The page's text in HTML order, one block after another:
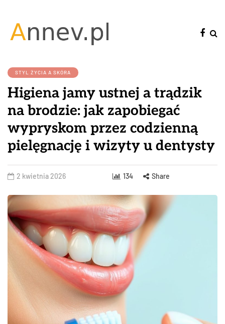
STYL ŻYCIA A SKÓRA
Higiena jamy ustnej a trądzik
na brodzie: jak zapobiegać
wypryskom przez codzienną
pielęgnację i wizyty u dentysty
2 kwietnia 2026 134 Share